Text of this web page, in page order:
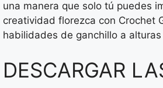
una manera que solo tú puedes
creatividad florezca con Crochet
habilidades de ganchillo a
DESCARGAR